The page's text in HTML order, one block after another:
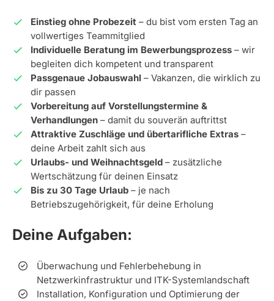
Einstieg ohne Probezeit – du bist vom ersten Tag an
vollwertiges Teammitglied
Individuelle Beratung im Bewerbungsprozess – wir
begleiten dich kompetent und transparent
Passgenaue Jobauswahl – Vakanzen, die wirklich zu
dir passen
Vorbereitung auf Vorstellungstermine &
Verhandlungen – damit du souverän auftrittst
Attraktive Zuschläge und übertarifliche Extras –
deine Arbeit zahlt sich aus
Urlaubs- und Weihnachtsgeld – zusätzliche
Wertschätzung für deinen Einsatz
Bis zu 30 Tage Urlaub – je nach
Betriebszugehörigkeit, für deine Erholung
Deine Aufgaben:
Überwachung und Fehlerbehebung in
Netzwerkinfrastruktur und ITK-Systemlandschaft
Installation, Konfiguration und Optimierung der